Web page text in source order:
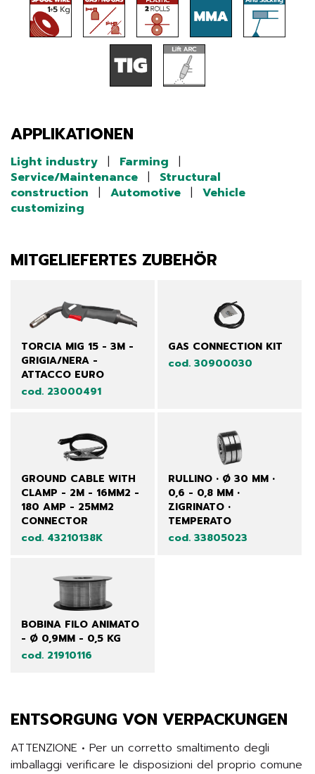
APPLIKATIONEN
Light industry | Farming
|
Service/Maintenance |
Structural
construction
| Automotive |
Vehicle
customizing
MITGELIEFERTES ZUBEHÖR
TORCIA MIG 15 - 3M -
GRIGIA/NERA -
ATTACCO EURO
cod. 23000491
GAS CONNECTION KIT
cod. 30900030
GROUND CABLE WITH
CLAMP - 2M - 16MM2 -
180 AMP - 25MM2
CONNECTOR
cod. 43210138K
RULLINO • Ø 30 MM •
0,6 - 0,8 MM •
ZIGRINATO •
TEMPERATO
cod. 33805023
BOBINA FILO ANIMATO
- Ø 0,9MM - 0,5 KG
cod. 21910116
ENTSORGUNG VON VERPACKUNGEN
ATTENZIONE • Per un corretto smaltimento degli
imballaggi verificare le disposizioni del proprio comune